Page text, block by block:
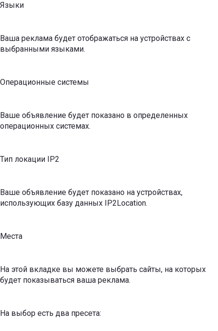
Языки
Ваша реклама будет отображаться на устройствах с
выбранными языками.
Операционные системы
Ваше объявление будет показано в определенных
операционных системах.
Тип локации IP2
Ваше объявление будет показано на устройствах,
использующих базу данных IP2Location.
Места
На этой вкладке вы можете выбрать сайты, на которых
будет показываться ваша реклама.
На выбор есть два пресета: